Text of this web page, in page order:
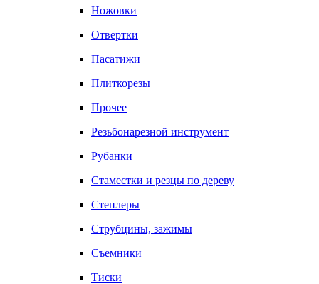
Ножовки
Отвертки
Пасатижи
Плиткорезы
Прочее
Резьбонарезной инструмент
Рубанки
Стаместки и резцы по дереву
Степлеры
Струбцины, зажимы
Съемники
Тиски